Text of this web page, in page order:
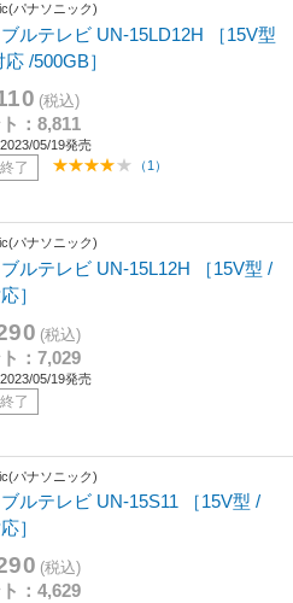
パナソニック)
ルテレビ UN-15LD12H ［15V型
/500GB］
(税込)
：8,811
05/19発売
了 （1）
パナソニック)
ルテレビ UN-15L12H ［15V型 /
］
(税込)
：7,029
05/19発売
了
パナソニック)
ルテレビ UN-15S11 ［15V型 /
］
(税込)
：4,629